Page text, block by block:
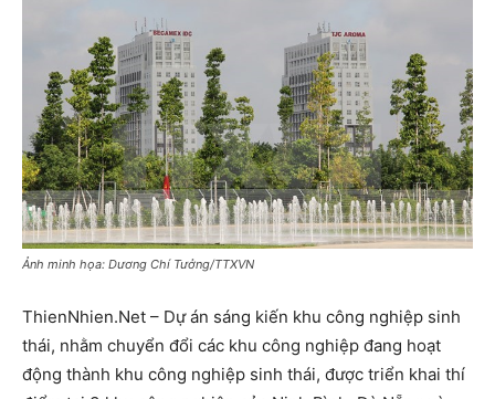
Ảnh minh họa: Dương Chí Tưởng/TTXVN
ThienNhien.Net – Dự án sáng kiến khu công nghiệp sinh
thái, nhằm chuyển đổi các khu công nghiệp đang hoạt
động thành khu công nghiệp sinh thái, được triển khai thí